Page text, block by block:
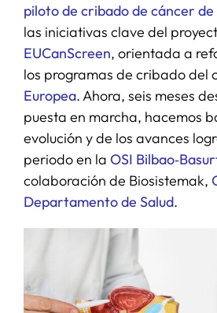
piloto de cribado de cáncer
las iniciativas clave del
EUCanScreen, orientada a
los programas de cribado del
Europea. Ahora, seis meses
puesta en marcha, hacemos
evolución y de los avances
periodo en la OSI
colaboración de Biosistemak,
Departamento de Salud.